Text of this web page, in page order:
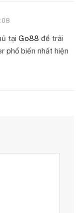
tại Go88 để trải
phổ biến nhất hiện